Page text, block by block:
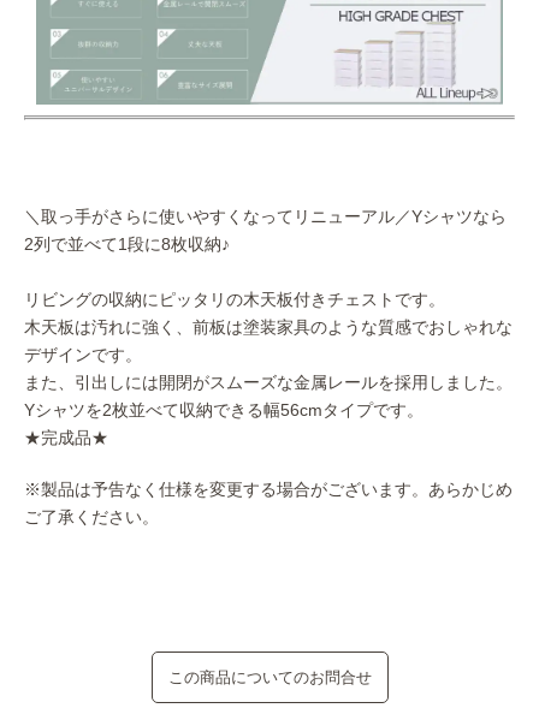
＼取っ手がさらに使いやすくなってリニューアル／Yシャツなら
2列で並べて1段に8枚収納♪
リビングの収納にピッタリの木天板付きチェストです。
木天板は汚れに強く、前板は塗装家具のような質感でおしゃれな
デザインです。
また、引出しには開閉がスムーズな金属レールを採用しました。
Yシャツを2枚並べて収納できる幅56cmタイプです。
★完成品★
※製品は予告なく仕様を変更する場合がございます。あらかじめ
ご了承ください。
この商品についてのお問合せ